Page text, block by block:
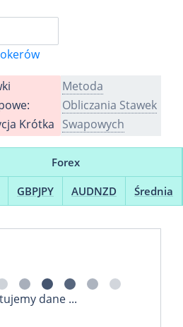
Krótka
Metoda
Obliczania Stawek
Swapowych
Forex
GBPJPY AUDNZD Średnia
dane ...